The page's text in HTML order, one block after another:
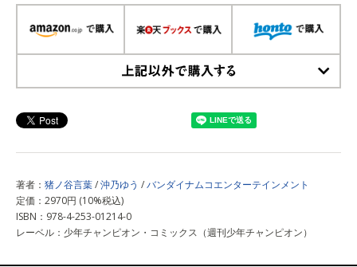
著者： 猪ノ谷言葉/沖乃ゆう /バンダイナムコエンターテインメント
定価：2970円 (10%税込)
ISBN：978-4-253-01214-0
レーベル：少年チャンピオン・コミックス（週刊少年チャンピオン）